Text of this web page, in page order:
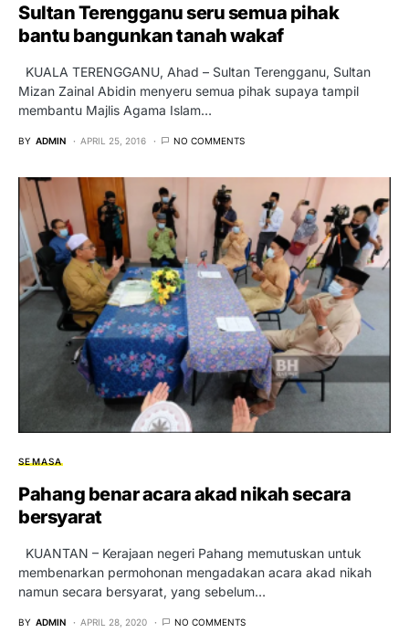
Sultan Terengganu seru semua pihak
bantu bangunkan tanah wakaf
KUALA TERENGGANU, Ahad – Sultan Terengganu, Sultan
Mizan Zainal Abidin menyeru semua pihak supaya tampil
membantu Majlis Agama Islam…
BY ADMIN APRIL 25, 2016 NO COMMENTS
SEMASA
Pahang benar acara akad nikah secara
bersyarat
KUANTAN – Kerajaan negeri Pahang memutuskan untuk
membenarkan permohonan mengadakan acara akad nikah
namun secara bersyarat, yang sebelum…
BY ADMIN APRIL 28, 2020 NO COMMENTS